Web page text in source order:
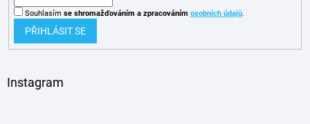
Souhlasím se shromažďováním a zpracováním osobních údajů.
PŘIHLÁSIT SE
Instagram